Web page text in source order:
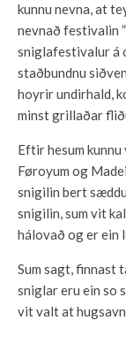
kunnu nevna, at
nevnað festivalin
sniglafestivalur á
staðbundnu
hoyrir undirhald,
minst grillaðar
Eftir hesum
Føroyum og
snigilin bert
snigilin, sum vit
hálovað og er ein
Sum sagt, finnast
sniglar eru ein so
vit valt at